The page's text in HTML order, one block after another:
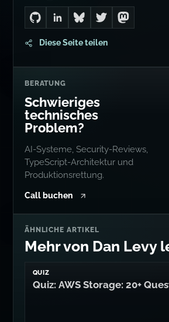
Go to Dan's GitHub
Connect with me on
Follow me on
Follow me on
Follow
Diese Seite teilen
BERATUNG
Schwieriges
technisches
Problem?
AI-Systeme, Security-Reviews,
TypeScript-Architektur und
Produktionsrettung.
Call buchen
ÄHNLICHE ARTIKEL
Mehr von Dan Levy
QUIZ
Quiz: AWS Storage: 20+